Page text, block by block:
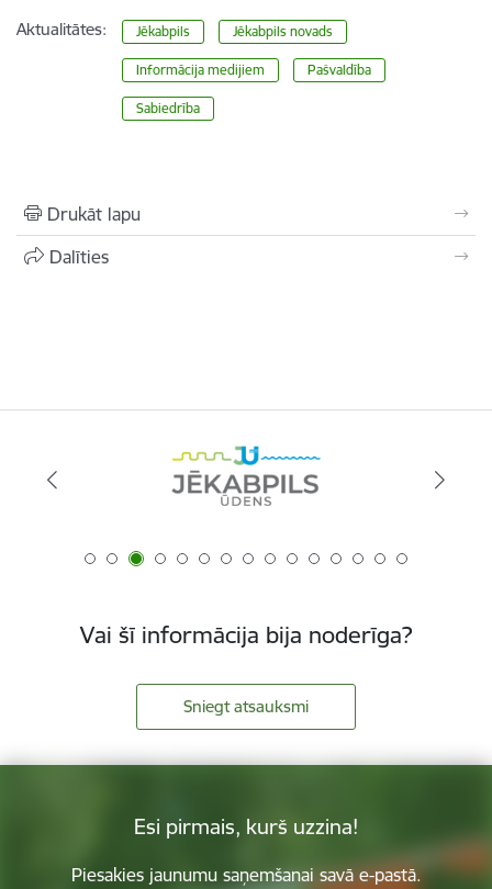
Aktualitātes: Jēkabpils Jēkabpils novads
Informācija medijiem Pašvaldība
Sabiedrība
Drukāt lapu
Dalīties
Vai šī informācija bija noderīga?
Sniegt atsauksmi
Esi pirmais, kurš uzzina!
Piesakies jaunumu saņemšanai savā e-pastā.